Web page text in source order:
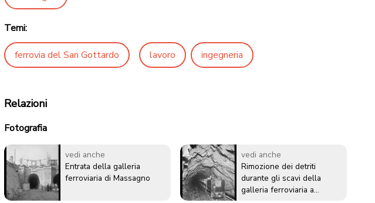
Temi:
ferrovia del San Gottardo lavoro ingegneria
Relazioni
Fotografia
vedi anche
Entrata della galleria
ferroviaria di Massagno
vedi anche
Rimozione dei detriti
durante gli scavi della
galleria ferroviaria a